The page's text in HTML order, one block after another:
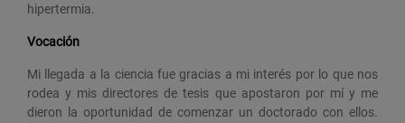
hipertermia.
Vocación
Mi llegada a la ciencia fue gracias a mi interés por lo que nos
rodea y mis directores de tesis que apostaron por mí y me
dieron la oportunidad de comenzar un doctorado con ellos.